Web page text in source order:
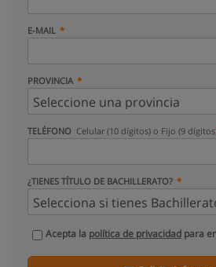
E-MAIL
PROVINCIA
TELÉFONO Celular (10 dígitos) o Fijo (9
¿TIENES TÍTULO DE BACHILLERATO?
Acepta la política de privacidad para